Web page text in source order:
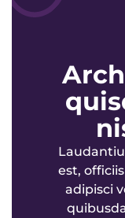
est,
adipisci